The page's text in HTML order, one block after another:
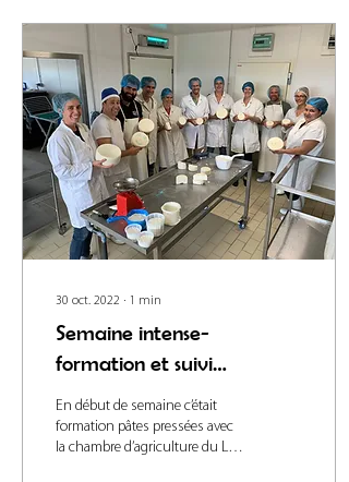
30 oct. 2022 ∙ 1 min
Semaine intense-
formation et suivi
technique
En début de semaine c’était
formation pâtes pressées avec
la chambre d’agriculture du Lot!